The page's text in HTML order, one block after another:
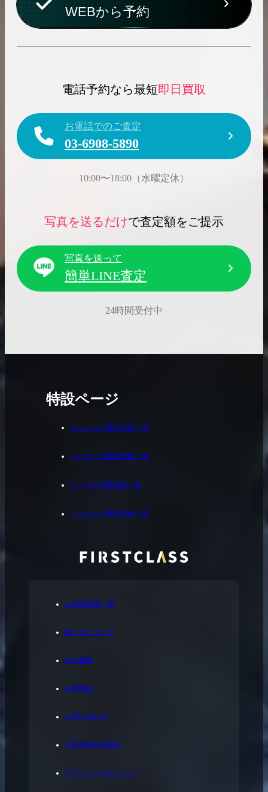
WEBから予約
電話予約なら最短即日買取
お電話でのご査定
03-6908-5890
10:00〜18:00（水曜定休）
写真を送るだけで査定額をご提示
写真を送って
簡単LINE査定
24時間受付中
お買取実績一覧
私たちについて
会社概要
採用情報
お問い合わせ
宅配買取利用規約
プライバシーポリシー
特設ページ
エルメスの買取実績一覧
バーキンの買取実績一覧
ケリーの買取実績一覧
シャネルの買取実績一覧